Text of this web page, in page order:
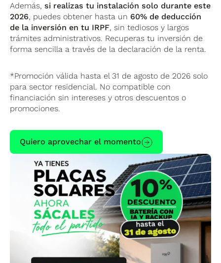
Además,si realizas tu instalación solo durante este
2026, puedes obtener hasta un 60% de deducción
de la inversión en tu IRPF, sin tediosos y largos
trámites administrativos. Recuperas tu inversión de
forma sencilla a través de la declaración de la renta.
*Promoción válida hasta el 31 de agosto de 2026 solo
para sector residencial. No compatible con
financiación sin intereses y otros descuentos o
promociones.
Quiero aprovechar el momento